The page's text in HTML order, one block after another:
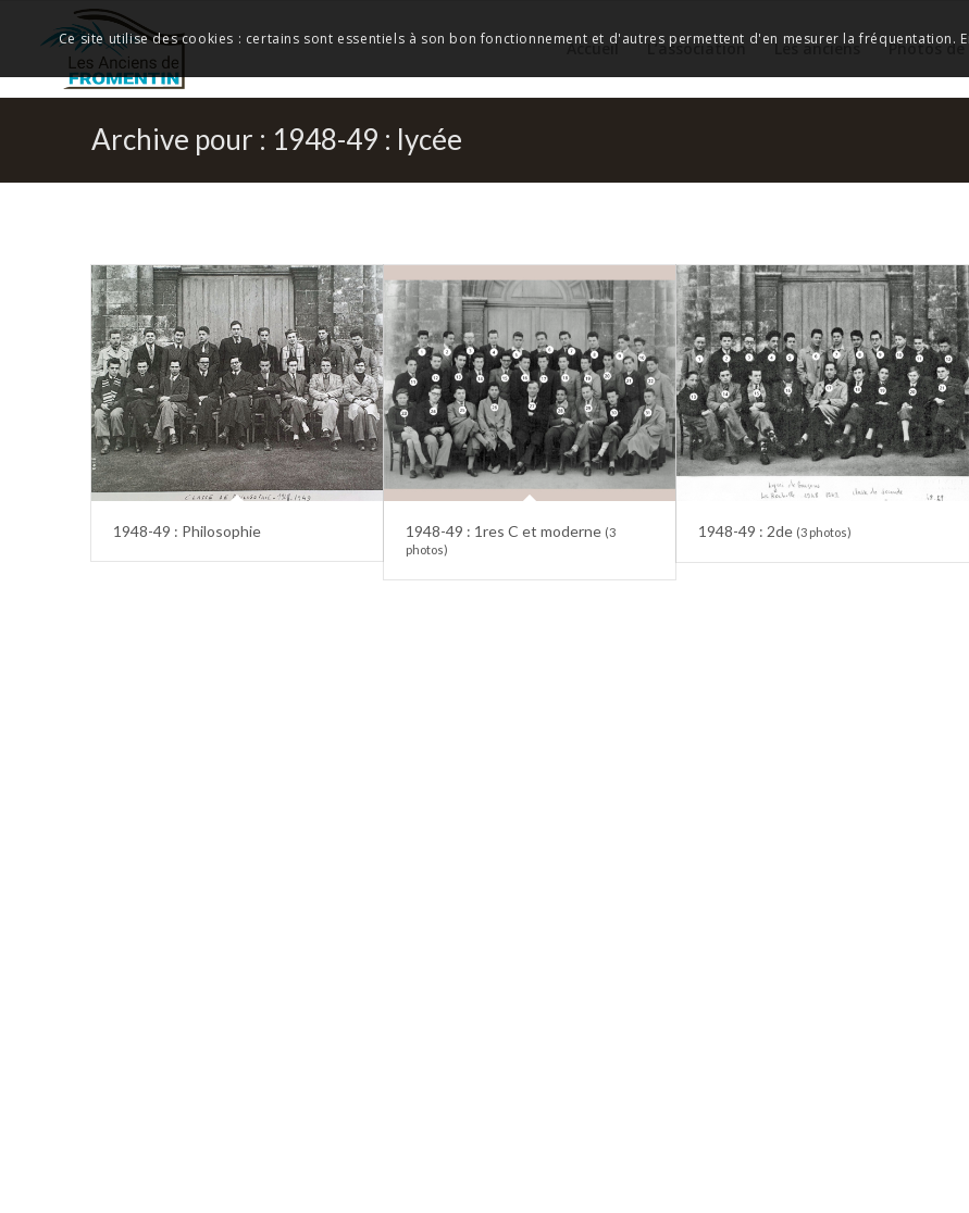
Accueil L’association Les anciens Photos de
Archive pour : 1948-49 : lycée
1948-49 : Philosophie 1948-49 : 1res C et moderne (3
photos)
1948-49 : 2de (3 photos)
Ce site utilise des cookies : certains sont essentiels à son bon fonctionnement et d'autres permettent d'en mesurer la fréquentation.